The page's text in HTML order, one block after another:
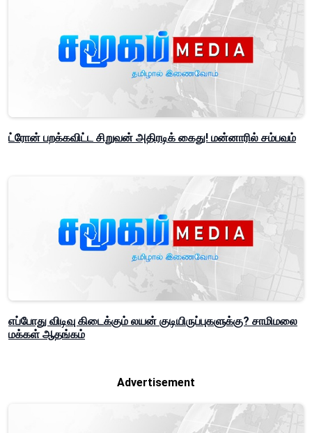
ட்ரோன் பறக்கவிட்ட சிறுவன் அதிரடிக் கைது! மன்னாரில் சம்பவம்
எப்போது விடிவு கிடைக்கும் லயன் குடியிருப்புகளுக்கு? சாமிமலை
மக்கள் ஆதங்கம்
Advertisement